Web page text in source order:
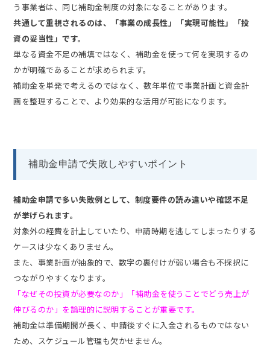
う事業者は、同じ補助金制度の対象になることがあります。
共通して重視されるのは、「事業の成長性」「実現可能性」「投
資の妥当性」です。
単なる資金不足の補填ではなく、補助金を使って何を実現するの
かが明確であることが求められます。
補助金を単発で考えるのではなく、数年単位で事業計画と資金計
画を整理することで、より効果的な活用が可能になります。
補助金申請で失敗しやすいポイント
補助金申請で多い失敗例として、制度要件の読み違いや確認不足
が挙げられます。
対象外の経費を計上していたり、申請時期を逃してしまったりする
ケースは少なくありません。
また、事業計画が抽象的で、数字の裏付けが弱い場合も不採択に
つながりやすくなります。
「なぜその投資が必要なのか」「補助金を使うことでどう売上が
伸びるのか」を論理的に説明することが重要です。
補助金は準備期間が長く、申請後すぐに入金されるものではない
ため、スケジュール管理も欠かせません。